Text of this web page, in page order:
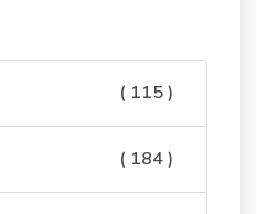
( 115 )
( 184 )